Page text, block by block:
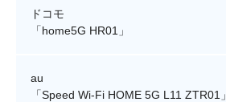
ドコモ
「home5G HR01」
au
「Speed Wi-Fi HOME 5G L11 ZTR01」